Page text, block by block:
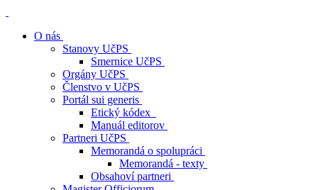
O nás
Stanovy UčPS
Smernice UčPS
Orgány UčPS
Členstvo v UčPS
Portál sui generis
Etický kódex
Manuál editorov
Partneri UčPS
Memorandá o spolupráci
Memorandá - texty
Obsahoví partneri